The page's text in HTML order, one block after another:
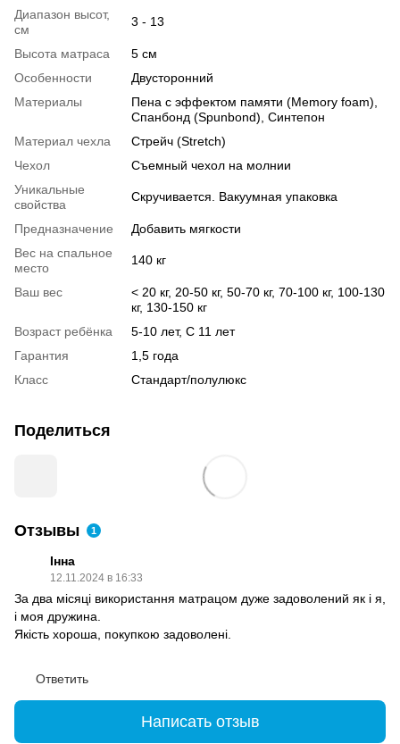
Диапазон высот,
см
3 - 13
Высота матраса
5 см
Особенности
Двусторонний
Материалы
Пена с эффектом памяти (Memory foam),
Спанбонд (Spunbond), Синтепон
Материал чехла
Стрейч (Stretch)
Чехол
Съемный чехол на молнии
Уникальные
свойства
Скручивается. Вакуумная упаковка
Предназначение
Добавить мягкости
Вес на спальное
место
140 кг
Ваш вес
< 20 кг, 20-50 кг, 50-70 кг, 70-100 кг, 100-130
кг, 130-150 кг
Возраст ребёнка
5-10 лет, С 11 лет
Гарантия
1,5 года
Класс
Стандарт/полулюкс
Поделиться
Отзывы 1
Інна
12.11.2024 в 16:33
За два місяці використання матрацом дуже задоволений як і я,
і моя дружина.
Якість хороша, покупкою задоволені.
Ответить
Написать отзыв